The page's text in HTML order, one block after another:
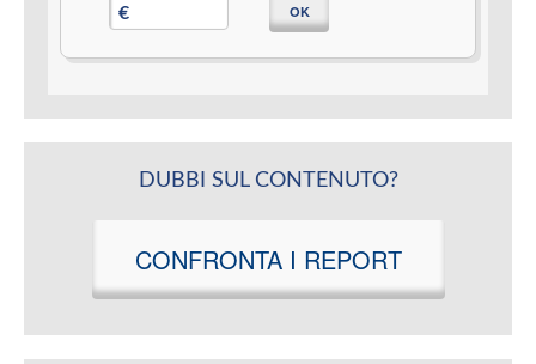
€ OK
DUBBI SUL CONTENUTO?
CONFRONTA I REPORT